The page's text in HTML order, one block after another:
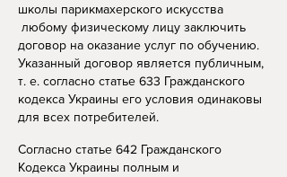
школы парикмахерского искусства
любому физическому лицу заключить
договор на оказание услуг по обучению.
Указанный договор является публичным,
т. е. согласно статье 633 Гражданского
кодекса Украины его условия одинаковы
для всех потребителей.
Согласно статье 642 Гражданского
Кодекса Украины полным и